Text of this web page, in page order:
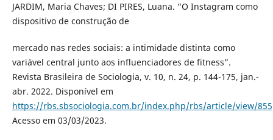
JARDIM, Maria Chaves; DI PIRES, Luana. “O Instagram como
dispositivo de construção de
mercado nas redes sociais: a intimidade distinta como
variável central junto aos influenciadores de fitness”.
Revista Brasileira de Sociologia, v. 10, n. 24, p. 144-175, jan.-
abr. 2022. Disponível em
https://rbs.sbsociologia.com.br/index.php/rbs/article/view/855
Acesso em 03/03/2023.